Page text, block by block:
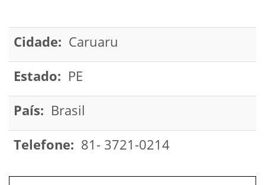
Cidade: Caruaru
Estado: PE
País: Brasil
Telefone: 81- 3721-0214